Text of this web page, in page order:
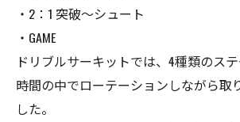
・2：1 突破〜シュート
・GAME
ドリブルサーキットでは、4種類のステ
時間の中でローテーションしながら取
した。